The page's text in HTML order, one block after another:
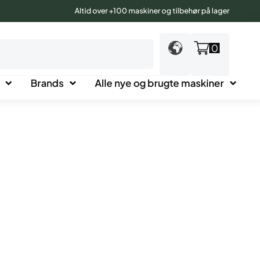
Altid over +100 maskiner og tilbehør på lager
0
Brands Alle nye og brugte maskiner